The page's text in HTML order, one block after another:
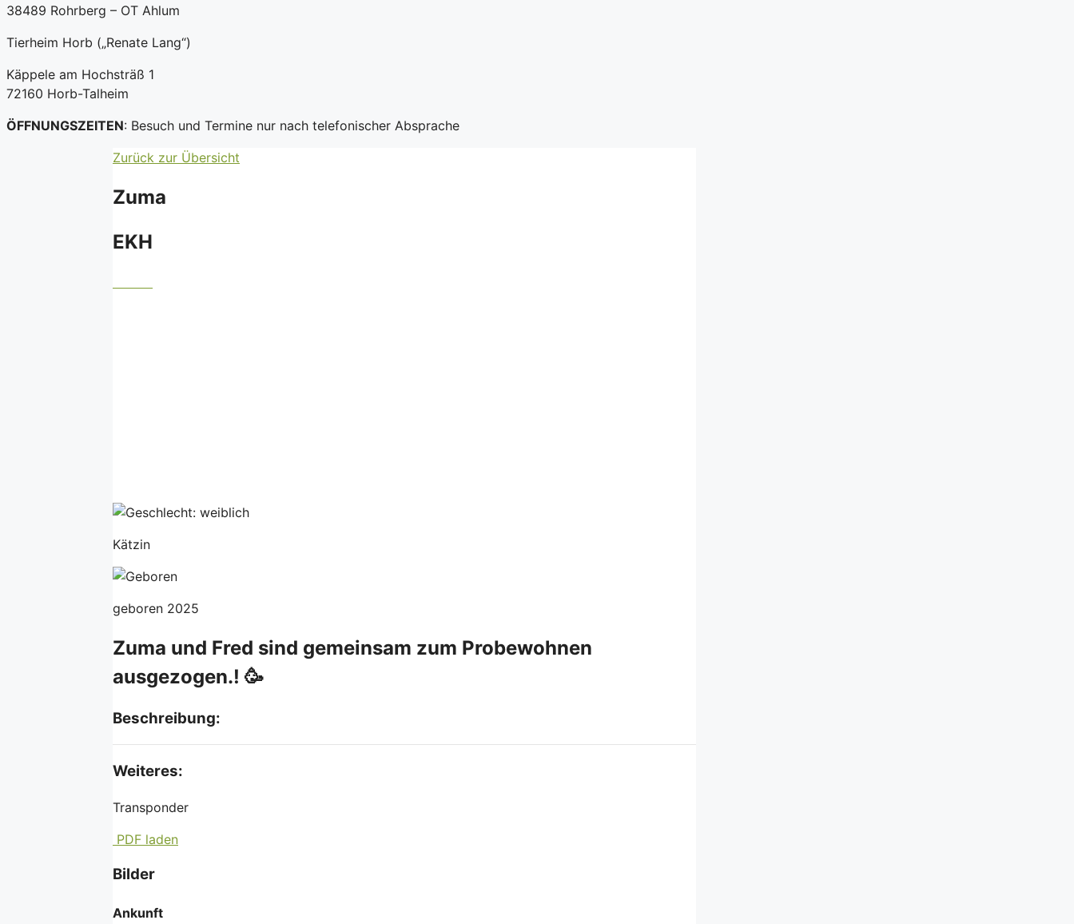
38489 Rohrberg – OT Ahlum
Tierheim Horb („Renate Lang“)
Käppele am Hochsträß 1
72160 Horb-Talheim
ÖFFNUNGSZEITEN: Besuch und Termine nur nach telefonischer Absprache
Zurück zur Übersicht
Zuma
EKH
Kätzin
geboren 2025
Zuma und Fred sind gemeinsam zum Probewohnen
ausgezogen.! 🥳
Beschreibung:
Weiteres:
Transponder
PDF laden
Bilder
Ankunft